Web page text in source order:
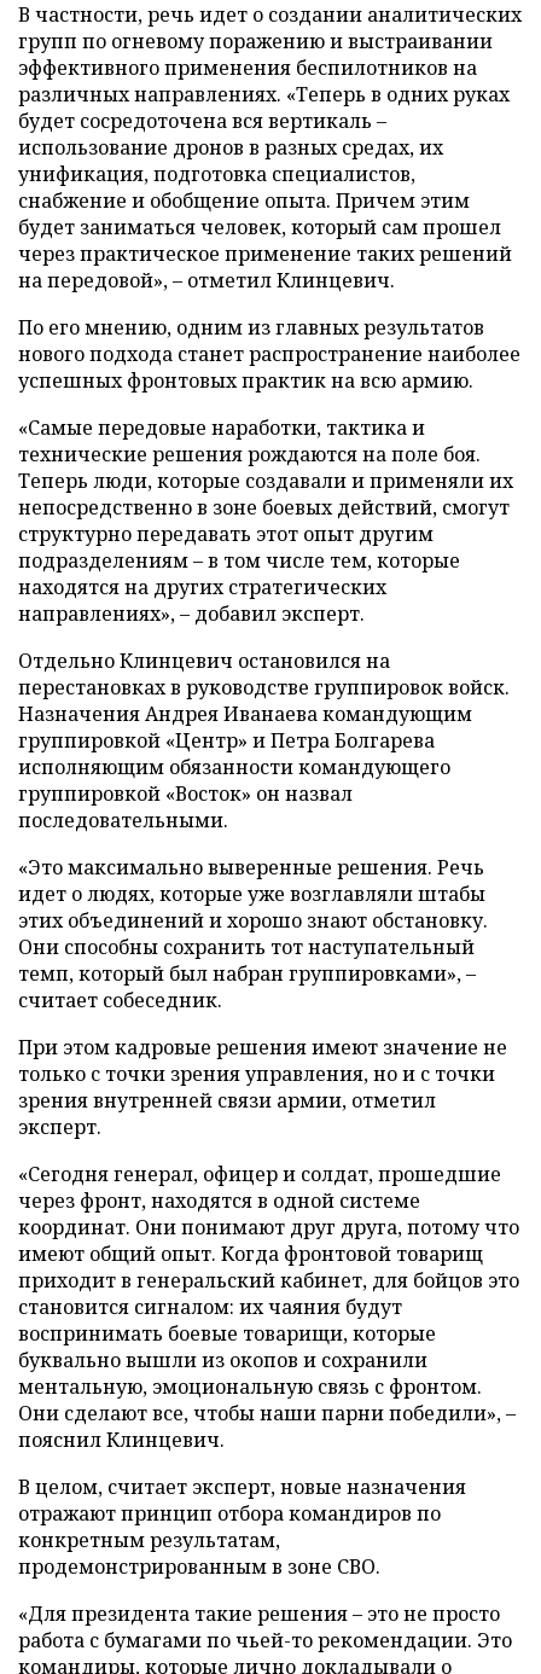
В частности, речь идет о создании аналитических
групп по огневому поражению и выстраивании
эффективного применения беспилотников на
различных направлениях. «Теперь в одних руках
будет сосредоточена вся вертикаль –
использование дронов в разных средах, их
унификация, подготовка специалистов,
снабжение и обобщение опыта. Причем этим
будет заниматься человек, который сам прошел
через практическое применение таких решений
на передовой», – отметил Клинцевич.
По его мнению, одним из главных результатов
нового подхода станет распространение наиболее
успешных фронтовых практик на всю армию.
«Самые передовые наработки, тактика и
технические решения рождаются на поле боя.
Теперь люди, которые создавали и применяли их
непосредственно в зоне боевых действий, смогут
структурно передавать этот опыт другим
подразделениям – в том числе тем, которые
находятся на других стратегических
направлениях», – добавил эксперт.
Отдельно Клинцевич остановился на
перестановках в руководстве группировок войск.
Назначения Андрея Иванаева командующим
группировкой «Центр» и Петра Болгарева
исполняющим обязанности командующего
группировкой «Восток» он назвал
последовательными.
«Это максимально выверенные решения. Речь
идет о людях, которые уже возглавляли штабы
этих объединений и хорошо знают обстановку.
Они способны сохранить тот наступательный
темп, который был набран группировками», –
считает собеседник.
При этом кадровые решения имеют значение не
только с точки зрения управления, но и с точки
зрения внутренней связи армии, отметил
эксперт.
«Сегодня генерал, офицер и солдат, прошедшие
через фронт, находятся в одной системе
координат. Они понимают друг друга, потому что
имеют общий опыт. Когда фронтовой товарищ
приходит в генеральский кабинет, для бойцов это
становится сигналом: их чаяния будут
воспринимать боевые товарищи, которые
буквально вышли из окопов и сохранили
ментальную, эмоциональную связь с фронтом.
Они сделают все, чтобы наши парни победили», –
пояснил Клинцевич.
В целом, считает эксперт, новые назначения
отражают принцип отбора командиров по
конкретным результатам,
продемонстрированным в зоне СВО.
«Для президента такие решения – это не просто
работа с бумагами по чьей-то рекомендации. Это
командиры, которые лично докладывали о